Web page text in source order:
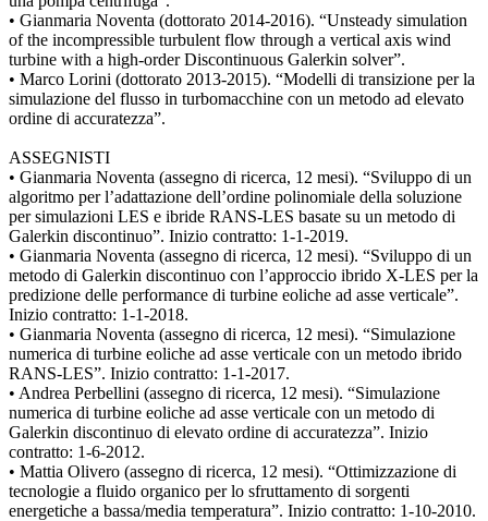
• Gianmaria Noventa (dottorato 2014-2016). “Unsteady simulation
of the incompressible turbulent flow through a vertical axis wind
turbine with a high-order Discontinuous Galerkin solver”.
• Marco Lorini (dottorato 2013-2015). “Modelli di transizione per la
simulazione del flusso in turbomacchine con un metodo ad elevato
ordine di accuratezza”.
ASSEGNISTI
• Gianmaria Noventa (assegno di ricerca, 12 mesi). “Sviluppo di un
algoritmo per l’adattazione dell’ordine polinomiale della soluzione
per simulazioni LES e ibride RANS-LES basate su un metodo di
Galerkin discontinuo”. Inizio contratto: 1-1-2019.
• Gianmaria Noventa (assegno di ricerca, 12 mesi). “Sviluppo di un
metodo di Galerkin discontinuo con l’approccio ibrido X-LES per la
predizione delle performance di turbine eoliche ad asse verticale”.
Inizio contratto: 1-1-2018.
• Gianmaria Noventa (assegno di ricerca, 12 mesi). “Simulazione
numerica di turbine eoliche ad asse verticale con un metodo ibrido
RANS-LES”. Inizio contratto: 1-1-2017.
• Andrea Perbellini (assegno di ricerca, 12 mesi). “Simulazione
numerica di turbine eoliche ad asse verticale con un metodo di
Galerkin discontinuo di elevato ordine di accuratezza”. Inizio
contratto: 1-6-2012.
• Mattia Olivero (assegno di ricerca, 12 mesi). “Ottimizzazione di
tecnologie a fluido organico per lo sfruttamento di sorgenti
energetiche a bassa/media temperatura”. Inizio contratto: 1-10-2010.